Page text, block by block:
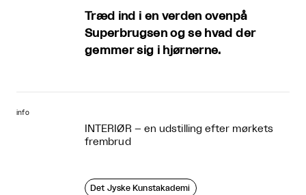
Træd ind i en verden ovenpå
Superbrugsen og se hvad der
gemmer sig i hjørnerne.
info
INTERIØR – en udstilling efter mørkets
frembrud
Det Jyske Kunstakademi